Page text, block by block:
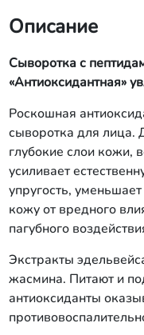
Описание
Сыворотка с
«Антиоксидантная»
Роскошная
сыворотка для лица.
глубокие слои кожи,
усиливает
упругость,
кожу от вредного
пагубного
Экстракты
жасмина. Питают и
антиоксиданты